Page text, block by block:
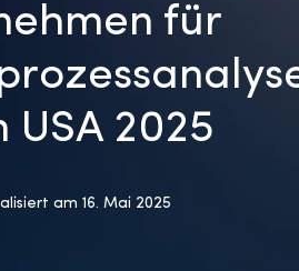
für
USA 2025
am 16. Mai 2025